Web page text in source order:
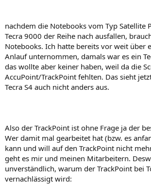
nachdem die Notebooks vom Typ Satellite
Tecra 9000 der Reihe nach ausfallen,
Notebooks. Ich hatte bereits vor weit über
Anlauf unternommen, damals war es ein
das wollte aber keiner haben, weil da die
AccuPoint/TrackPoint fehlten. Das sieht
Tecra S4 auch nicht anders aus.
Also der TrackPoint ist ohne Frage ja der
Wer damit mal gearbeitet hat (bzw. es
kann und will auf den TrackPoint nicht
geht es mir und meinen Mitarbeitern.
unverständlich, warum der TrackPoint bei
vernachlässigt wird: